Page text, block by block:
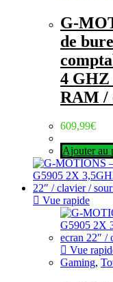
G-
de
4 GHZ
RAM /
609,99€
Ajouter au
Vue rapide
Vue
Gaming,